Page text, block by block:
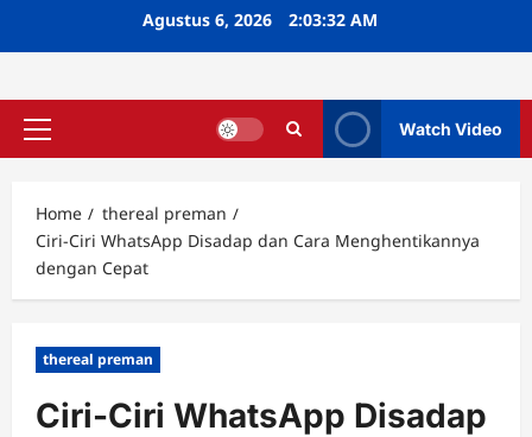
Agustus 6, 2026 2:03:33 AM
Primary
Watch Video
Home
thereal preman
Ciri-Ciri WhatsApp Disadap dan Cara Menghentikannya
dengan Cepat
thereal preman
Ciri-Ciri WhatsApp Disadap